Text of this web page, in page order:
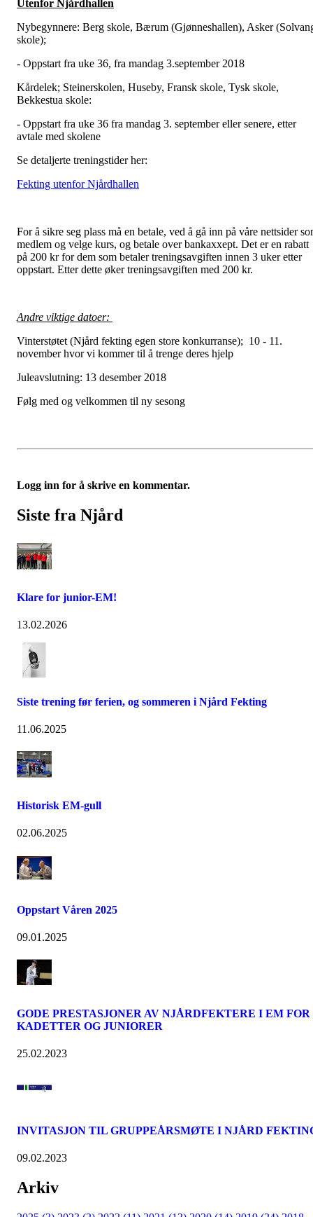
Utenfor Njårdhallen
Nybegynnere: Berg skole, Bærum (Gjønneshallen), Asker
skole);
- Oppstart fra uke 36, fra mandag 3.september 2018
Kårdelek; Steinerskolen, Huseby, Fransk skole, Tysk skole,
Bekkestua skole:
- Oppstart fra uke 36 fra mandag 3. september eller senere, etter
avtale med skolene
Se detaljerte treningstider her:
Fekting utenfor Njårdhallen
For å sikre seg plass må en betale, ved å gå inn på våre nettsider
medlem og velge kurs, og betale over bankaxxept. Det er en rabatt
på 200 kr for dem som betaler treningsavgiften innen 3 uker etter
oppstart. Etter dette øker treningsavgiften med 200 kr.
Andre viktige datoer:
Vinterstøtet (Njård fekting egen store konkurranse); 10 - 11.
november hvor vi kommer til å trenge deres hjelp
Juleavslutning: 13 desember 2018
Følg med og velkommen til ny sesong
Logg inn for å skrive en kommentar.
Siste fra Njård
Klare for junior-EM!
13.02.2026
Siste trening før ferien, og sommeren i Njård Fekting
11.06.2025
Historisk EM-gull
02.06.2025
Oppstart Våren 2025
09.01.2025
GODE PRESTASJONER AV NJÅRDFEKTERE I EM FOR
KADETTER OG JUNIORER
25.02.2023
INVITASJON TIL GRUPPEÅRSMØTE I NJÅRD
09.02.2023
Arkiv